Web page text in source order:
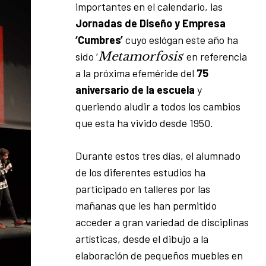
importantes en el calendario, las
Jornadas de Diseño y Empresa
‘Cumbres’cuyo eslógan este año ha
sido ‘Metamorfosis’ en referencia
a la próxima efeméride del 75
aniversario de la escuela y
queriendo aludir a todos los cambios
que esta ha vivido desde 1950.
Durante estos tres días, el alumnado
de los diferentes estudios ha
participado en talleres por las
mañanas que les han permitido
acceder a gran variedad de disciplinas
artísticas, desde el dibujo a la
elaboración de pequeños muebles en